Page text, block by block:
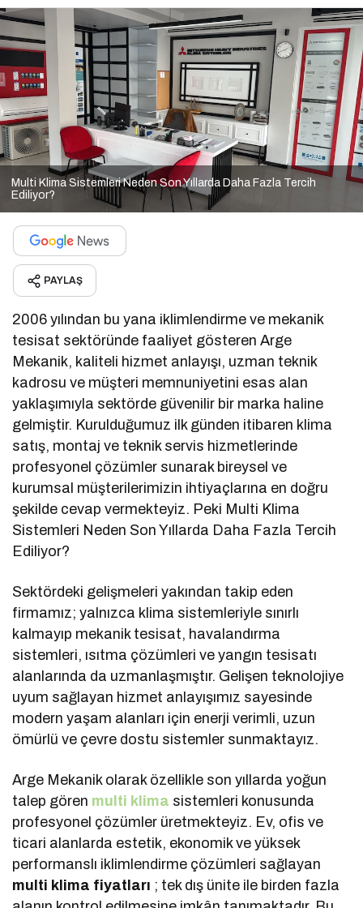
Multi Klima Sistemleri Neden Son Yıllarda Daha Fazla Tercih
Ediliyor?
PAYLAŞ
2006 yılından bu yana iklimlendirme ve mekanik
tesisat sektöründe faaliyet gösteren Arge
Mekanik, kaliteli hizmet anlayışı, uzman teknik
kadrosu ve müşteri memnuniyetini esas alan
yaklaşımıyla sektörde güvenilir bir marka haline
gelmiştir. Kurulduğumuz ilk günden itibaren klima
satış, montaj ve teknik servis hizmetlerinde
profesyonel çözümler sunarak bireysel ve
kurumsal müşterilerimizin ihtiyaçlarına en doğru
şekilde cevap vermekteyiz. Peki Multi Klima
Sistemleri Neden Son Yıllarda Daha Fazla Tercih
Ediliyor?
Sektördeki gelişmeleri yakından takip eden
firmamız; yalnızca klima sistemleriyle sınırlı
kalmayıp mekanik tesisat, havalandırma
sistemleri, ısıtma çözümleri ve yangın tesisatı
alanlarında da uzmanlaşmıştır. Gelişen teknolojiye
uyum sağlayan hizmet anlayışımız sayesinde
modern yaşam alanları için enerji verimli, uzun
ömürlü ve çevre dostu sistemler sunmaktayız.
Arge Mekanik olarak özellikle son yıllarda yoğun
talep gören multi klima sistemleri konusunda
profesyonel çözümler üretmekteyiz. Ev, ofis ve
ticari alanlarda estetik, ekonomik ve yüksek
performanslı iklimlendirme çözümleri sağlayan
multi klima fiyatları ; tek dış ünite ile birden fazla